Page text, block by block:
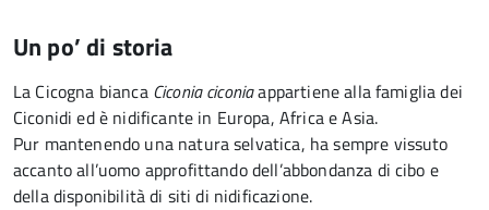
Un po’ di storia
La Cicogna bianca Ciconia ciconiaappartiene alla famiglia dei
Ciconidi ed è nidificante in Europa, Africa e Asia.
Pur mantenendo una natura selvatica, ha sempre vissuto
accanto all’uomo approfittando dell’abbondanza di cibo e
della disponibilità di siti di nidificazione.